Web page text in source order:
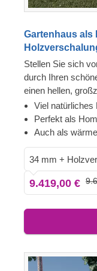
Gartenhaus als
Stellen Sie sich
durch Ihren
einen hellen,
von natürlichem
sofort Ihre
großartigen
Gartenbüro-
genug Platz für all
schöne Terrasse
Viel natürliches
Perfekt als
Auch als
34 mm +
9.419,00 €